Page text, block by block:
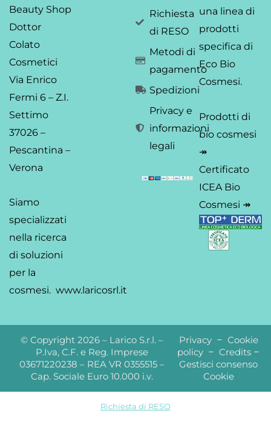
Beauty Shop
Dottor
Colato
Cosmetici
Via Enrico
Fermi 6 – Z.I.
Settimo
37026 –
Pescantina –
Verona
Siamo
specializzati
nella ricerca
di soluzioni
per la
cosmesi. www.laricosrl.it
Richiesta
di RESO
Metodi di
pagamento
Spedizioni
Privacy e
informazioni
legali
una linea di
prodotti
specifica di
Eco Bio
Cosmesi.
Prodotti di
bio cosmesi
↠
Certificato
ICEA Bio
Cosmesi ↠
© Copyright 2026 – Larico S.r.l. –
P.Iva, C.F. e Reg. Imprese
03671220238 – REA VR 0355515 –
Cap. Sociale Euro 10.000 i.v.
Privacy– Cookie
policy –Credits –
Gestisci consenso
Cookie
Richiesta di RESO